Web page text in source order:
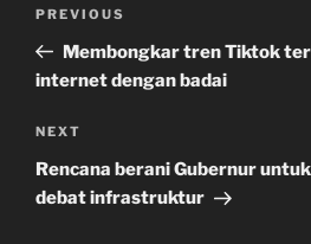
Previous
Post
PREVIOUS
Membongkar tren Tiktok
internet dengan badai
Next
Post
NEXT
Rencana berani Gubernur
debat infrastruktur